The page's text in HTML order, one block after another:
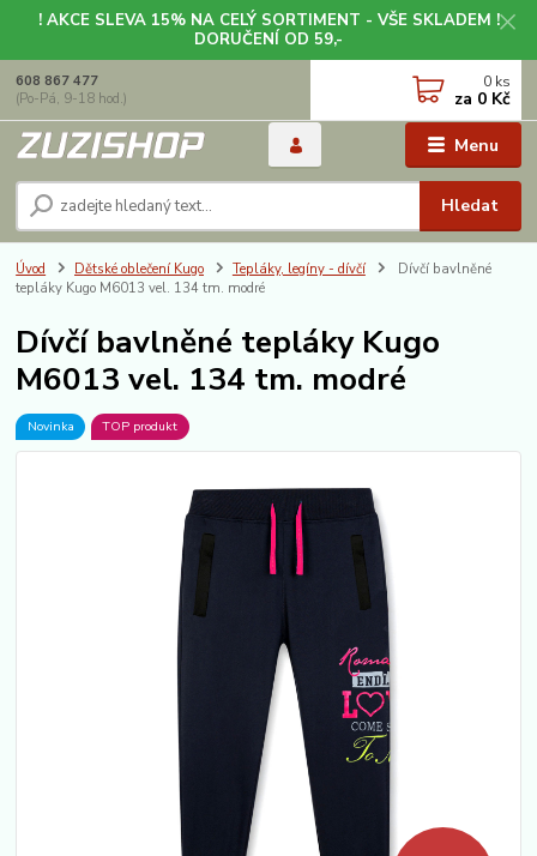
! AKCE SLEVA 15% NA CELÝ SORTIMENT - VŠE SKLADEM !
DORUČENÍ OD 59,-
Menu
Hledat
608 867 477
(Po-Pá, 9-18 hod.)
0 ks
za 0 Kč
Úvod Dětské oblečení Kugo Tepláky, legíny - dívčí
Dívčí bavlněné
tepláky Kugo M6013 vel. 134 tm. modré
Dívčí bavlněné tepláky Kugo
M6013 vel. 134 tm. modré
Novinka TOP produkt